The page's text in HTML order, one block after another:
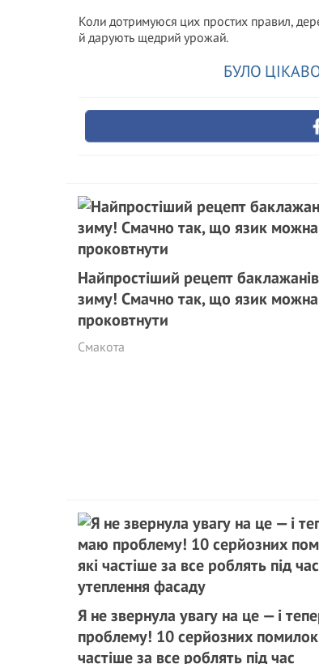
Коли дотримуюся цих простих правил,
й дарують щедрий урожай.
БУЛО
Найпростіший рецепт
зиму! Смачно так, що язик можна
проковтнути
Смакота
Я не звернула увагу на це — і
проблему! 10 серйозних помилок
частіше за все роблять під час